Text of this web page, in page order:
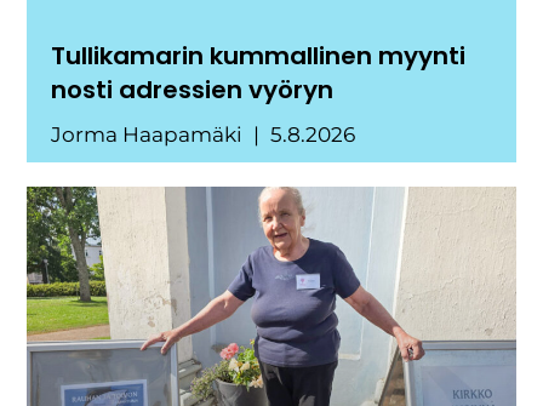
Tullikamarin kummallinen myynti
nosti adressien vyöryn
Jorma Haapamäki 5.8.2026